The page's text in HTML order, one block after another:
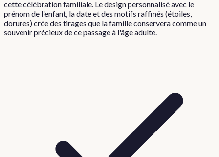
cette célébration familiale. Le design personnalisé avec le
prénom de l'enfant, la date et des motifs raffinés (étoiles,
dorures) crée des tirages que la famille conservera comme un
souvenir précieux de ce passage à l'âge adulte.